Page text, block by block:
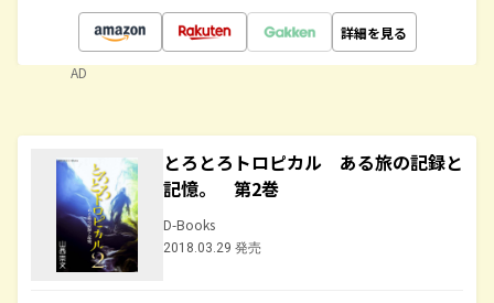
詳細を見る
AD
とろとろトロピカル ある旅の記録と
記憶。 第2巻
D-Books
2018.03.29 発売